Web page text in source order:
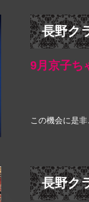
長野ク
9月京子
この機会に是
長野ク